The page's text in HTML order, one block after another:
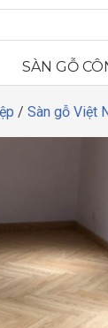
SÀN GỖ
/ Sàn gỗ Việt